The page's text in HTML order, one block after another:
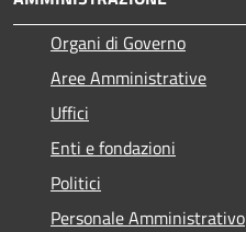
Organi di Governo
Aree Amministrative
Uffici
Enti e fondazioni
Politici
Personale Amministrativo